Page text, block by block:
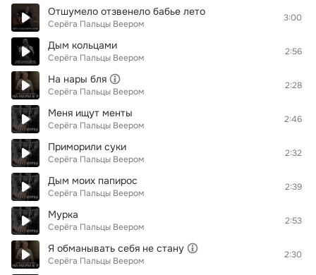
Отшумело отзвенело бабье лето
Серёга Пальцы Веером
3:00
Дым кольцами
Серёга Пальцы Веером
2:56
На нары бля
Серёга Пальцы Веером
2:28
Меня ищут менты
Серёга Пальцы Веером
2:46
Приморили суки
Серёга Пальцы Веером
2:32
Дым моих папирос
Серёга Пальцы Веером
2:39
Мурка
Серёга Пальцы Веером
2:53
Я обманывать себя не стану
Серёга Пальцы Веером
2:30